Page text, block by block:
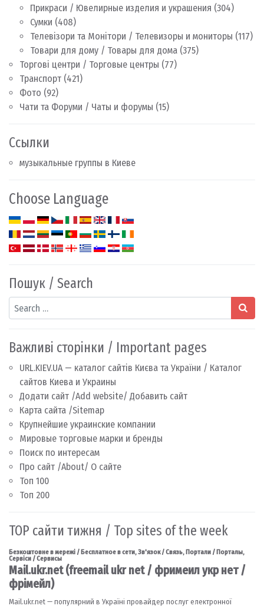
Прикраси / Ювелирные изделия и украшения (304)
Сумки (408)
Телевізори та Монітори / Телевизоры и мониторы (117)
Товари для дому / Товары для дома (375)
Торгові центри / Торговые центры (77)
Транспорт (421)
Фото (92)
Чати та Форуми / Чаты и форумы (15)
Ссылки
музыкальные группы в Киеве
Choose Language
Пошук / Search
Search
Важливі сторінки / Important pages
URL.KIEV.UA — каталог сайтів Києва та України / Каталог
сайтов Киева и Украины
Додати сайт /Add website/ Добавить сайт
Карта сайта /Sitemap
Крупнейшие украинские компании
Мировые торговые марки и бренды
Поиск по интересам
Про сайт /About/ О сайте
Топ 100
Топ 200
TOP сайти тижня / Top sites of the week